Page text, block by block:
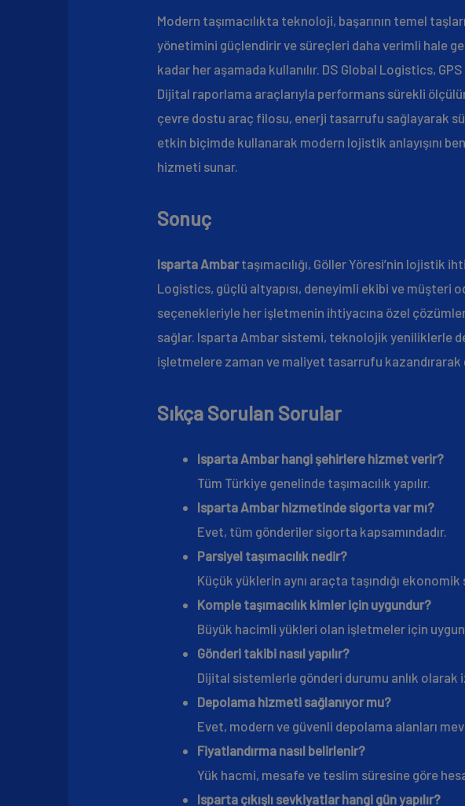
Modern taşımacılıkta teknoloji, başarının temel
yönetimini güçlendirir ve süreçleri daha verimli hale
kadar her aşamada kullanılır. DS Global Logistics,
Dijital raporlama araçlarıyla performans sürekli
çevre dostu araç filosu, enerji tasarrufu sağlayarak
etkin biçimde kullanarak modern lojistik anlayışını
hizmeti sunar.
Sonuç
Isparta Ambartaşımacılığı, Göller Yöresi’nin lojistik
Logistics, güçlü altyapısı, deneyimli ekibi ve müşteri
seçenekleriyle her işletmenin ihtiyacına özel
sağlar. Isparta Ambar sistemi, teknolojik yeniliklerle
işletmelere zaman ve maliyet tasarrufu
Sıkça Sorulan Sorular
Isparta Ambar hangi şehirlere hizmet verir?
Tüm Türkiye genelinde taşımacılık yapılır.
Isparta Ambar hizmetinde sigorta var mı?
Evet, tüm gönderiler sigorta kapsamındadır.
Parsiyel taşımacılık nedir?
Küçük yüklerin aynı araçta taşındığı
Komple taşımacılık kimler için uygundur?
Büyük hacimli yükleri olan işletmeler için
Gönderi takibi nasıl yapılır?
Dijital sistemlerle gönderi durumu anlık olarak
Depolama hizmeti sağlanıyor mu?
Evet, modern ve güvenli depolama alanları
Fiyatlandırma nasıl belirlenir?
Yük hacmi, mesafe ve teslim süresine göre
Isparta çıkışlı sevkiyatlar hangi gün yapılır?